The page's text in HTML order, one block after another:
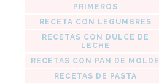
PRIMEROS
RECETA CON LEGUMBRES
RECETAS CON DULCE DE
LECHE
RECETAS CON PAN DE MOLDE
RECETAS DE PASTA